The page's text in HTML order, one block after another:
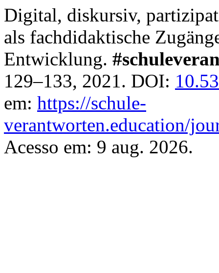
Digital, diskursiv,
als fachdidaktische
Entwicklung.
129–133, 2021. DOI:
em: https://schule-
verantworten.education/
Acesso em: 9 aug. 2026.